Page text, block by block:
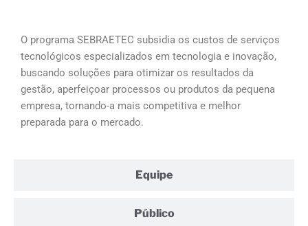
Equipe
Público
O programa SEBRAETEC subsidia os custos de serviços
tecnológicos especializados em tecnologia e inovação,
buscando soluções para otimizar os resultados da
gestão, aperfeiçoar processos ou produtos da pequena
empresa, tornando-a mais competitiva e melhor
preparada para o mercado.